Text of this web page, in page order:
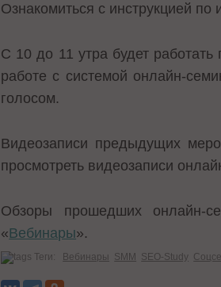
Ознакомиться с инструкцией
С 10 до 11 утра будет
работе с системой онлайн-
голосом.
Видеозаписи предыдущих
просмотреть видеозаписи
Обзоры прошедших онлайн-
«Вебинары».
Теги: Вебинары SMM SEO-Study